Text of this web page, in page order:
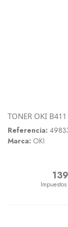
TONER OKI
Referencia:
Marca: OKI
Precio